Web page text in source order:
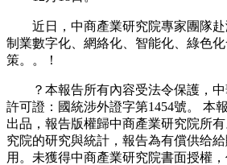
近日，中商產業研究院專家團隊赴
制業數字化、網絡化、智能化、綠色
策。。！
？本報告所有內容受法令保護，中
許可證：國統涉外證字第1454號。 本
出品，報告版權歸中商產業研究院所
究院的研究與統計，報告為有償供给
用。未獲得中商產業研究院書面授權